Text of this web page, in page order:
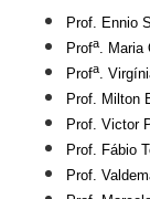
Prof. Ennio
Profa. Maria
Profa.
Prof. Milton
Prof. Victor
Prof. Fábio
Prof.